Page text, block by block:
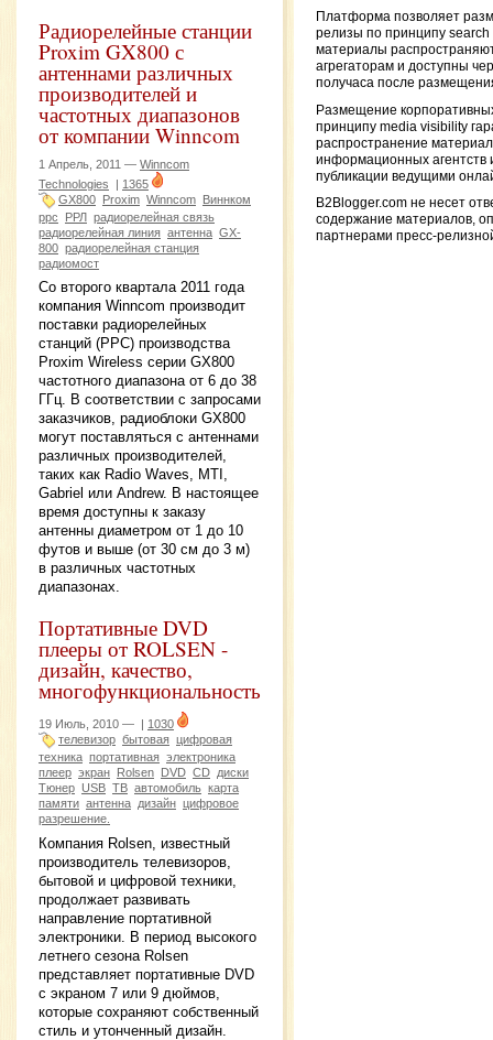
Радиорелейные станции
Proxim GX800 с
антеннами различных
производителей и
частотных диапазонов
от компании Winncom
1 Апрель, 2011 — Winncom
Technologies | 1365
GX800 Proxim Winncom Виннком
ррс
РРЛ радиорелейная связь
радиорелейная линия антенна GX-
800 радиорелейная станция
радиомост
Со второго квартала 2011 года
компания Winncom производит
поставки радиорелейных
станций (РРС) производства
Proxim Wireless серии GX800
частотного диапазона от 6 до 38
ГГц. В соответствии с запросами
заказчиков, радиоблоки GX800
могут поставляться с антеннами
различных производителей,
таких как Radio Waves, MTI,
Gabriel или Andrew. В настоящее
время доступны к заказу
антенны диаметром от 1 до 10
футов и выше (от 30 см до 3 м)
в различных частотных
диапазонах.
Портативные DVD
плееры от ROLSEN -
дизайн, качество,
многофункциональность
19 Июль, 2010 — | 1030
телевизор бытовая цифровая
техника портативная электроника
плеер экран Rolsen DVD CD диски
Тюнер USB ТВ автомобиль карта
памяти антенна дизайн цифровое
разрешение.
Компания Rolsen, известный
производитель телевизоров,
бытовой и цифровой техники,
продолжает развивать
направление портативной
электроники. В период высокого
летнего сезона Rolsen
представляет портативные DVD
c экраном 7 или 9 дюймов,
которые сохраняют собственный
стиль и утонченный дизайн.
Платформа позволяет
релизы по принципу search
материалы
агрегаторам и доступны
получаса после
Размещение
принципу media visibility
распространение
информационных агентств
публикации ведущими
B2Blogger.com не несет
содержание материалов,
партнерами пресс-